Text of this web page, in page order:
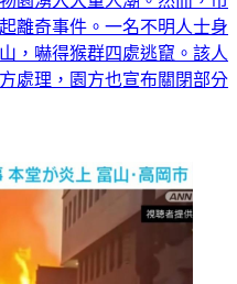
離奇事件。一名不明人士身
，嚇得猴群四處逃竄。該人
處理，園方也宣布關閉部分